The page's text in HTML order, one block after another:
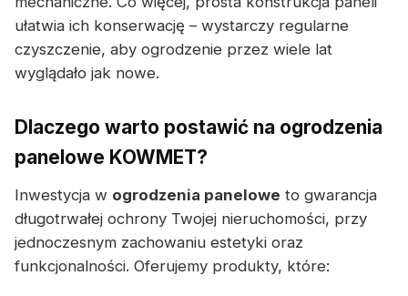
ułatwia ich konserwację – wystarczy regularne
czyszczenie, aby ogrodzenie przez wiele lat
wyglądało jak nowe.
Dlaczego warto postawić na ogrodzenia
panelowe KOWMET?
Inwestycja w ogrodzenia panelowe to gwarancja
długotrwałej ochrony Twojej nieruchomości, przy
jednoczesnym zachowaniu estetyki oraz
funkcjonalności. Oferujemy produkty, które: